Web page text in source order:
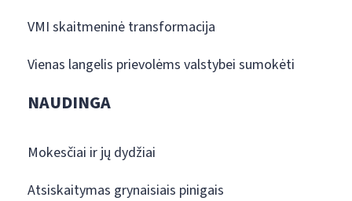
VMI skaitmeninė transformacija
Vienas langelis prievolėms valstybei sumokėti
NAUDINGA
Mokesčiai ir jų dydžiai
Atsiskaitymas grynaisiais pinigais